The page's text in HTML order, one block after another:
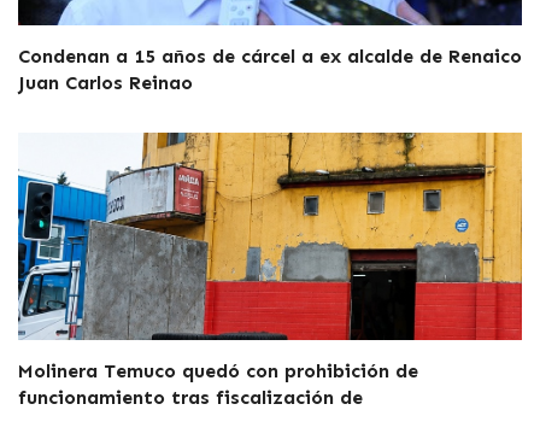
Condenan a 15 años de cárcel a ex alcalde de Renaico
Juan Carlos Reinao
Molinera Temuco quedó con prohibición de
funcionamiento tras fiscalización de